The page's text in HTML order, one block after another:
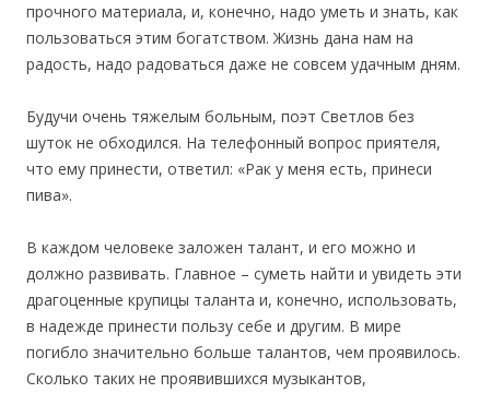
прочного материала, и, конечно, надо уметь и знать, как
пользоваться этим богатством. Жизнь дана нам на
радость, надо радоваться даже не совсем удачным дням.
Будучи очень тяжелым больным, поэт Светлов без
шуток не обходился. На телефонный вопрос приятеля,
что ему принести, ответил: «Рак у меня есть, принеси
пива».
В каждом человеке заложен талант, и его можно и
должно развивать. Главное – суметь найти и увидеть эти
драгоценные крупицы таланта и, конечно, использовать,
в надежде принести пользу себе и другим. В мире
погибло значительно больше талантов, чем проявилось.
Сколько таких не проявившихся музыкантов,